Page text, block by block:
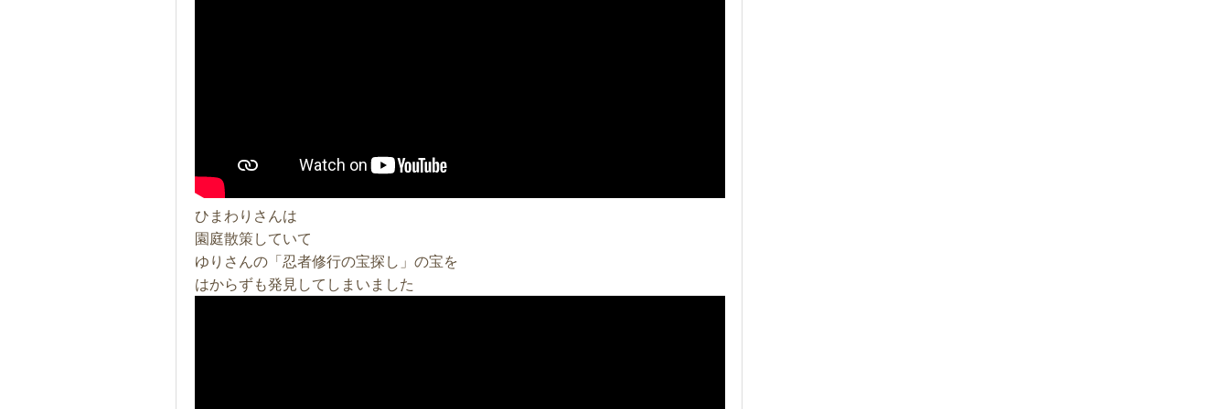
ひまわりさんは
園庭散策していて
ゆりさんの「忍者修行の宝探し」の宝を
はからずも発見してしまいました